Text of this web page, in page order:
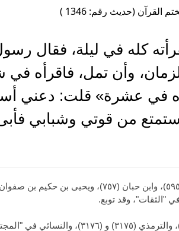
(حديث رقم: 1346 )
كله في ليلة، فقال
وأن تمل، فاقرأه في
في عشرة» قلت: دعني
من قوتي وشبابي
حديث صحيح، ابن جريج -وهو عبد الملك بن عبد العزيز- صرح بالتحديث عند عبد الرزاق (٥٩٥٦)، وابن
"الثقات"، وقد توبع.